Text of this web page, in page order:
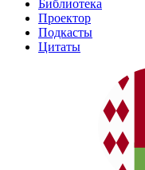
Библиотека
Проектор
Подкасты
Цитаты